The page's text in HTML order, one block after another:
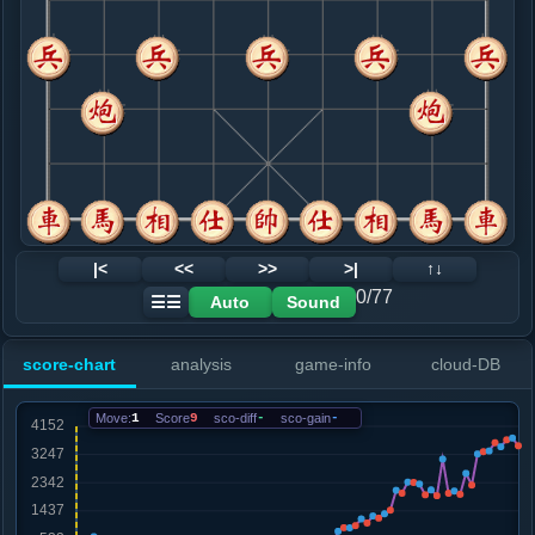
8. 炮八平七 红+19
车二平四
.....卒１进１
红+12
9. 车二平八
红+13
.....砲３平２
10. 车八平七
红+11
.....车４进２
红+13
红+6
.....卒１进１
红+8
12. 车七进二
红+4
红+12
13. 车七进二
红+5
.....砲２退１
红+9
15. 车九进四
.....车１进５
16. 车七平九
|< << >> >|
↑↓
☰☰
Auto Sound 0/77
score-chart analysis game-info cloud-DB
Move:1 Score9 sco-diff- sco-gain-